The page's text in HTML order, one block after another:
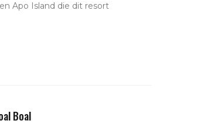
Apo Island die dit resort
Boal